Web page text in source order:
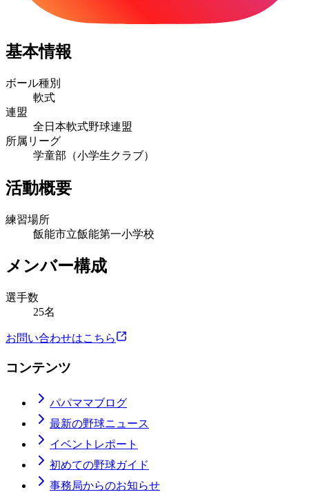
基本情報
ボール種別
軟式
連盟
全日本軟式野球連盟
所属リーグ
学童部（小学生クラブ）
活動概要
練習場所
飯能市立飯能第一小学校
メンバー構成
選手数
25名
お問い合わせはこちら
コンテンツ
パパママブログ
最新の野球ニュース
イベントレポート
初めての野球ガイド
事務局からのお知らせ